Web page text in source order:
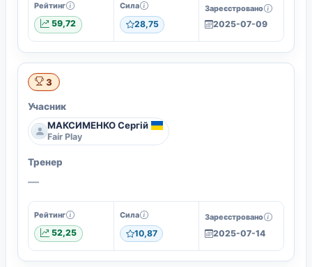
Рейтинг
59,72
Сила
28,75
Зареєстровано
2025-07-09
3
Учасник
МАКСИМЕНКО Сергій
Fair Play
Тренер
—
Рейтинг
52,25
Сила
10,87
Зареєстровано
2025-07-14